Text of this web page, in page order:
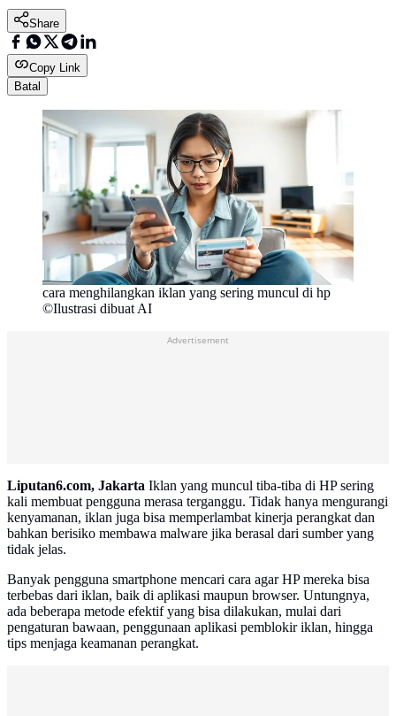
Share
Copy Link
Batal
cara menghilangkan iklan yang sering muncul di hp
©Ilustrasi dibuat AI
Liputan6.com, Jakarta Iklan yang muncul tiba-tiba di HP sering
kali membuat pengguna merasa terganggu. Tidak hanya mengurangi
kenyamanan, iklan juga bisa memperlambat kinerja perangkat dan
bahkan berisiko membawa malware jika berasal dari sumber yang
tidak jelas.
Banyak pengguna smartphone mencari cara agar HP mereka bisa
terbebas dari iklan, baik di aplikasi maupun browser. Untungnya,
ada beberapa metode efektif yang bisa dilakukan, mulai dari
pengaturan bawaan, penggunaan aplikasi pemblokir iklan, hingga
tips menjaga keamanan perangkat.